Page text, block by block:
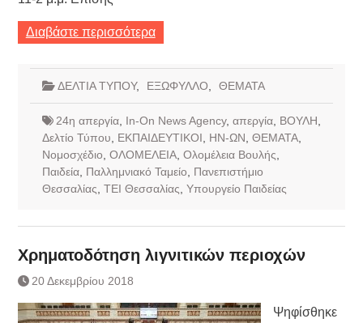
Διαβάστε περισσότερα
ΔΕΛΤΙΑ ΤΥΠΟΥ, ΕΞΩΦΥΛΛΟ ΘΕΜΑΤΑ
24η απεργία, In-On News Agency, απεργία, ΒΟΥΛΗ
Δελτίο Τύπου
ΕΚΠΑΙΔΕΥΤΙΚΟΙ ΗΝ-ΩΝ ΘΕΜΑΤΑ,
Νομοσχέδιο ΟΛΟΜΕΛΕΙΑ, Ολομέλεια Βουλής
Παιδεία, Παλλημνιακό Ταμείο
Πανεπιστήμιο
Θεσσαλίας ΤΕΙ Θεσσαλίας Υπουργείο Παιδείας
Χρηματοδότηση λιγνιτικών περιοχών
20 Δεκεμβρίου 2018
Ψηφίσθηκε